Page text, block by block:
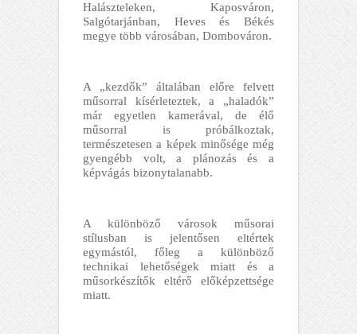
Halászteleken, Kaposváron,
Salgótarjánban, Heves és Békés
megye több városában, Dombováron.
A „kezdők” általában előre felvett
műsorral kísérleteztek, a „haladók”
már egyetlen kamerával, de élő
műsorral is próbálkoztak,
természetesen a képek minősége még
gyengébb volt, a plánozás és a
képvágás bizonytalanabb.
A különböző városok műsorai
stílusban is jelentősen eltértek
egymástól, főleg a különböző
technikai lehetőségek miatt és a
műsorkészítők eltérő előképzettsége
miatt.